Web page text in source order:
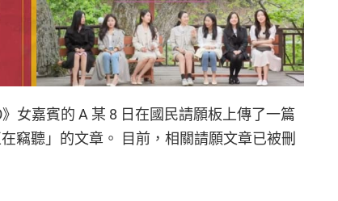
女嘉賓的 A 某 8 日在國民請願板上傳了一篇
竊聽」的文章。 目前，相關請願文章已被刪